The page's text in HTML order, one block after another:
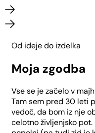
Od ideje do izdelka
Moja zgodba
Vse se je začelo v
Tam sem pred 30 leti
vedoč, da bom iz nje
celotno življenjsko